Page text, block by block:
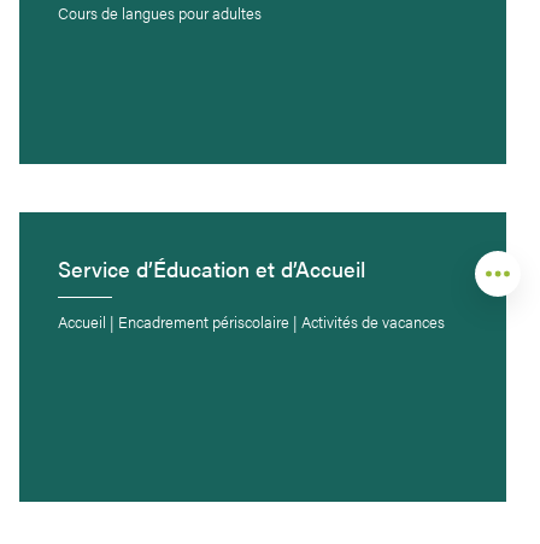
Cours de langues pour adultes
Service d’Éducation et d’Accueil
Accueil | Encadrement périscolaire | Activités de vacances